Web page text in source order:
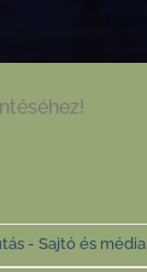
- Sajtó és média